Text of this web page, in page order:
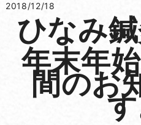
2018/12/18
ひなみ
年末年
間のお